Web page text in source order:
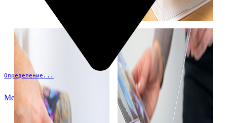
Определение...
Меню